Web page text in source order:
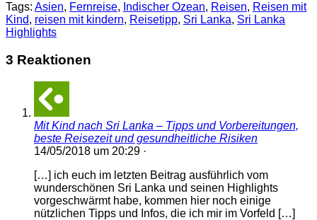
Tags: Asien, Fernreise, Indischer Ozean, Reisen, Reisen mit
Kind, reisen mit kindern, Reisetipp, Sri Lanka, Sri Lanka
Highlights
3 Reaktionen
Mit Kind nach Sri Lanka – Tipps und Vorbereitungen,
beste Reisezeit und gesundheitliche Risiken
14/05/2018 um 20:29 ·
[…] ich euch im letzten Beitrag ausführlich vom
wunderschönen Sri Lanka und seinen Highlights
vorgeschwärmt habe, kommen hier noch einige
nützlichen Tipps und Infos, die ich mir im Vorfeld […]